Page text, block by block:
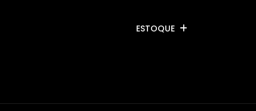
ESTOQUE